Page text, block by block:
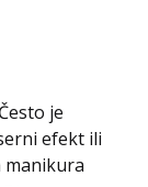
je
efekt ili
manikura